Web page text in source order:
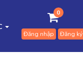
0
Đăng nhập Đăng ký